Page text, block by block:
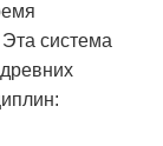
система